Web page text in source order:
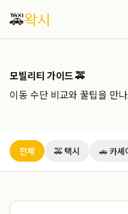
🚕왁시
모빌리티 가이드 🚕
이동 수단 비교와 꿀팁을 만
전체 🚕 택시 🚗 카셰